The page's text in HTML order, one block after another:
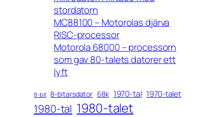
stordatorn
MC88100 – Motorolas djärva
RISC-processor
Motorola 68000 – processorn
som gav 80-talets datorer ett
lyft
8-bit 8-bitarsdator 68k 1970-tal 1970-talet
1980-tal 1980-talet